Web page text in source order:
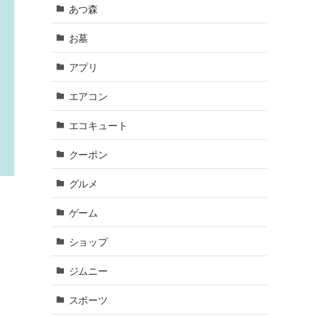
あつ森
お墓
アプリ
エアコン
エコキュート
クーポン
グルメ
ゲーム
ショップ
ジムニー
スポーツ